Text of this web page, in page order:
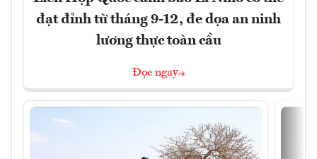
đạt đỉnh từ tháng 9-12, đe dọa an ninh
lương thực toàn cầu
Đọc ngay